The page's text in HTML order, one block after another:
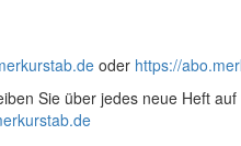
oder https://
Sie über jedes neue Heft auf